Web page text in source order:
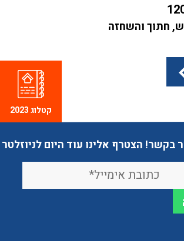
חתוך והשחזה
בקשר! הצטרף אלינו עוד היום לניוזלטר
קטלוג 2023